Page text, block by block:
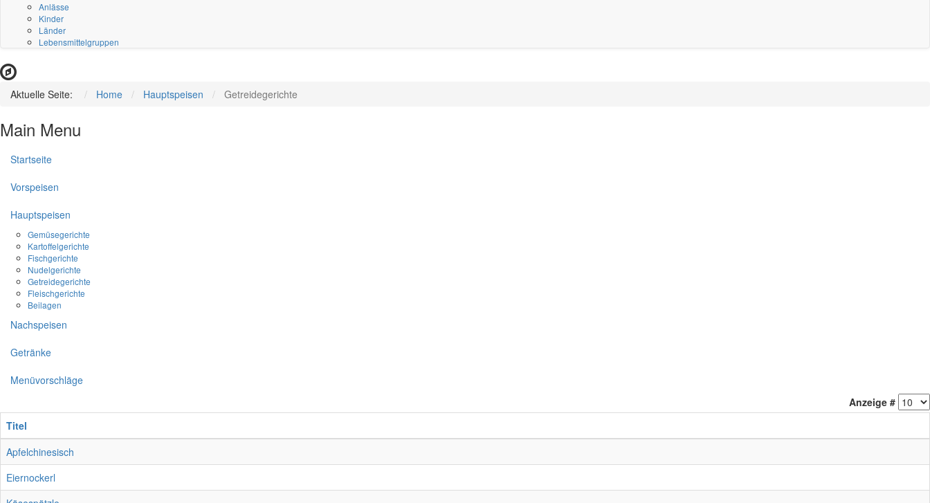
Anlässe
Kinder
Länder
Lebensmittelgruppen
Aktuelle Seite: Home Hauptspeisen Getreidegerichte
Main Menu
Startseite
Vorspeisen
Hauptspeisen
Gemüsegerichte
Kartoffelgerichte
Fischgerichte
Nudelgerichte
Getreidegerichte
Fleischgerichte
Beilagen
Nachspeisen
Getränke
Menüvorschläge
Anzeige #
Titel
Apfelchinesisch
Eiernockerl